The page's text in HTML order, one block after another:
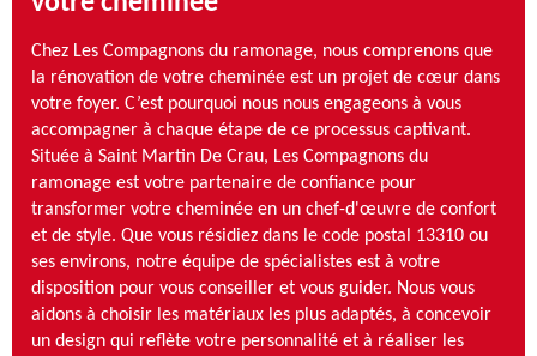
Chez Les Compagnons du ramonage, nous comprenons que
la rénovation de votre cheminée est un projet de cœur dans
votre foyer. C’est pourquoi nous nous engageons à vous
accompagner à chaque étape de ce processus captivant.
Située à Saint Martin De Crau, Les Compagnons du
ramonage est votre partenaire de confiance pour
transformer votre cheminée en un chef-d'œuvre de confort
et de style. Que vous résidiez dans le code postal 13310 ou
ses environs, notre équipe de spécialistes est à votre
disposition pour vous conseiller et vous guider. Nous vous
aidons à choisir les matériaux les plus adaptés, à concevoir
un design qui reflète votre personnalité et à réaliser les